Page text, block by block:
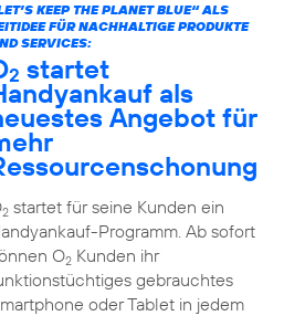
KEEP THE PLANET BLUE“ ALS
FÜR NACHHALTIGE PRODUKTE
SERVICES:
2 startet
als
Angebot für
2startet für seine Kunden ein
Programm. Ab sofort
O2Kunden ihr
gebrauchtes
oder Tablet in jedem